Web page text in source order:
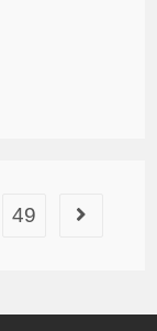
49